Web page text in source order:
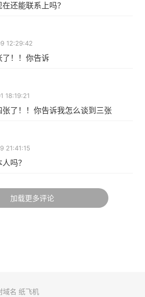
还能联系上吗？
12:29:42
！！你告诉
18:19:21
了！！你告诉我怎么谈到三张
21:41:15
吗？
加载更多评论
域名 纸飞机